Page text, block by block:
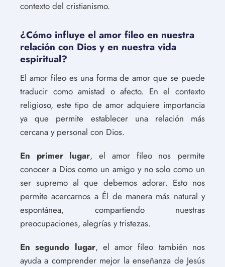
contexto del cristianismo.
¿Cómo influye el amor fileo en nuestra
relación con Dios y en nuestra vida
espiritual?
El amor fileo es una forma de amor que se puede
traducir como amistad o afecto. En el contexto
religioso, este tipo de amor adquiere importancia
ya que permite establecer una relación más
cercana y personal con Dios.
En primer lugar, el amor fileo nos permite
conocer a Dios como un amigo y no solo como un
ser supremo al que debemos adorar. Esto nos
permite acercarnos a Él de manera más natural y
espontánea, compartiendo nuestras
preocupaciones, alegrías y tristezas.
En segundo lugar, el amor fileo también nos
ayuda a comprender mejor la enseñanza de Jesús